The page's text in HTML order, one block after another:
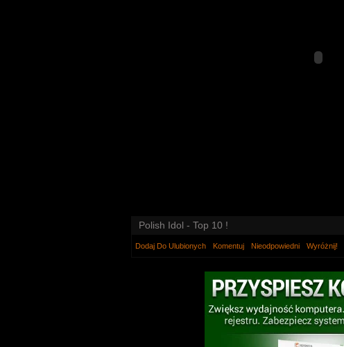
Polish Idol - Top 10 !
Dodaj Do Ulubionych Komentuj Nieodpowiedni Wyróżnij!